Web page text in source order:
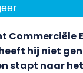
hij niet
stapt naar